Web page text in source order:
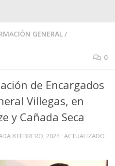
GENERAL /
0
de Encargados
Villegas, en
y Cañada Seca
8 FEBRERO, 2024· ACTUALIZADO